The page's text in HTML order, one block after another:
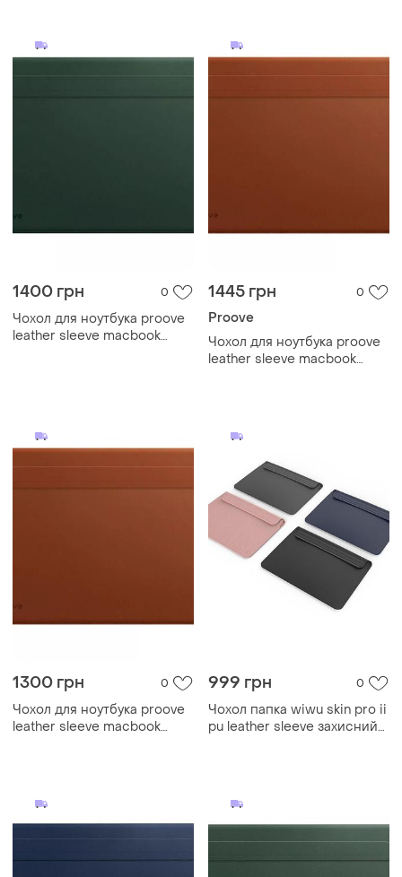
1400 грн 0
Чохол для ноутбука proove
leather sleeve macbook
1445 грн 0
Proove
Чохол для ноутбука proove
leather sleeve macbook
1300 грн 0
Чохол для ноутбука proove
leather sleeve macbook
999 грн 0
Чохол папка wiwu skin pro ii
pu leather sleeve захисний